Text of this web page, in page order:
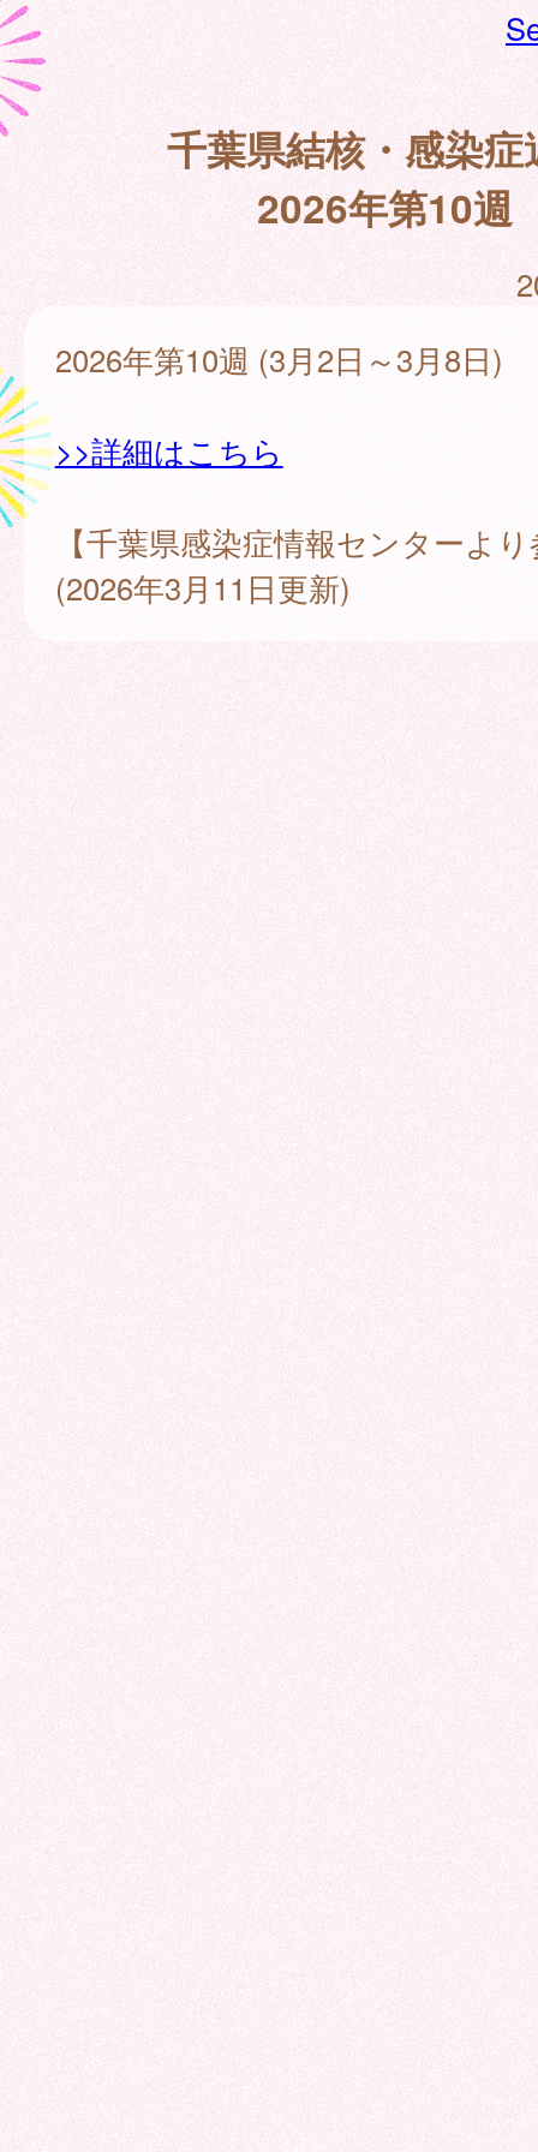
千葉県結核・感染症
2026年第10週
2026年第10週 (3月2日～3月8日)
>>詳細はこちら
【千葉県感染症情報センターよ
(2026年3月11日更新)